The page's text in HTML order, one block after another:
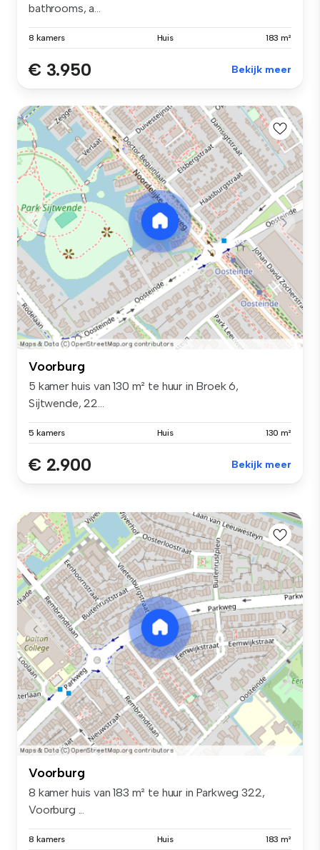
bathrooms, a...
8 kamers Huis 183 m²
€ 3.950 Bekijk meer
Voorburg
5 kamer huis van 130 m² te huur in Broek 6,
Sijtwende, 22...
5 kamers Huis 130 m²
€ 2.900 Bekijk meer
Voorburg
8 kamer huis van 183 m² te huur in Parkweg 322,
Voorburg ...
8 kamers Huis 183 m²